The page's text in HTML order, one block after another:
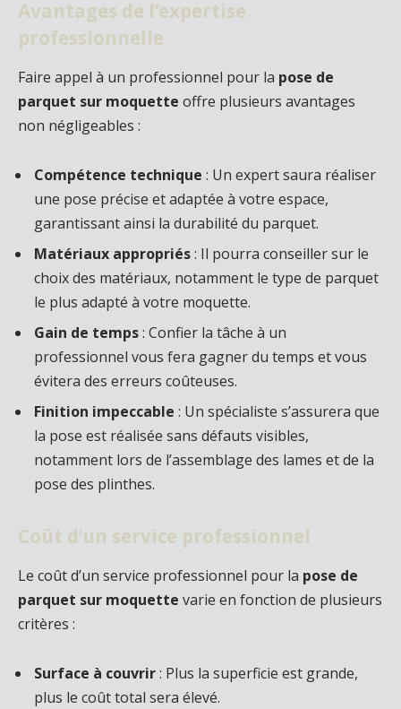
Avantages de l’expertise
professionnelle
Faire appel à un professionnel pour la pose de
parquet sur moquette offre plusieurs avantages
non négligeables :
Compétence technique : Un expert saura réaliser
une pose précise et adaptée à votre espace,
garantissant ainsi la durabilité du parquet.
Matériaux appropriés: Il pourra conseiller sur le
choix des matériaux, notamment le type de parquet
le plus adapté à votre moquette.
Gain de temps: Confier la tâche à un
professionnel vous fera gagner du temps et vous
évitera des erreurs coûteuses.
Finition impeccable : Un spécialiste s’assurera que
la pose est réalisée sans défauts visibles,
notamment lors de l’assemblage des lames et de la
pose des plinthes.
Coût d’un service professionnel
Le coût d’un service professionnel pour la pose de
parquet sur moquette varie en fonction de plusieurs
critères :
Surface à couvrir: Plus la superficie est grande,
plus le coût total sera élevé.